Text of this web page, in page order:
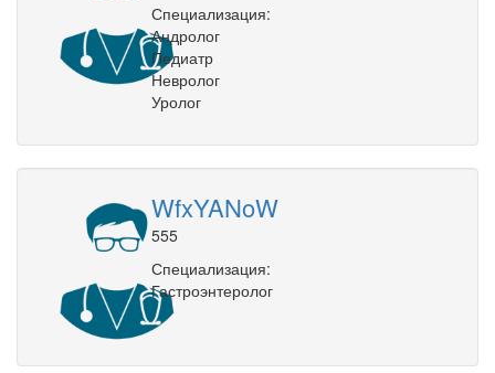
Специализация:
Андролог
Педиатр
Невролог
Уролог
WfxYANoW
555
Специализация:
Гастроэнтеролог